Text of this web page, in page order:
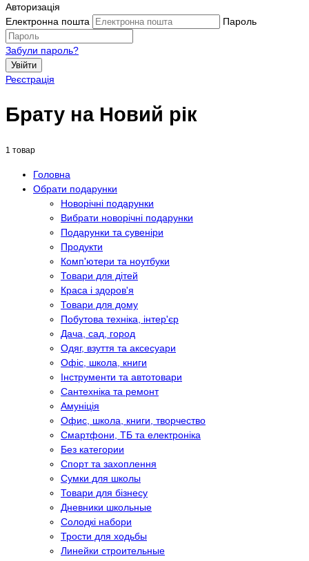
Авторизація
Електронна пошта
Пароль
Забули пароль?
Увійти
Реєстрація
Брату на Новий рік
1 товар
Головна
Обрати подарунки
Новорічні подарунки
Вибрати новорічні подарунки
Подарунки та сувеніри
Продукти
Комп'ютери та ноутбуки
Товари для дітей
Краса і здоров'я
Товари для дому
Побутова техніка, інтер'єр
Дача, сад, город
Одяг, взуття та аксесуари
Офіс, школа, книги
Інструменти та автотовари
Сантехніка та ремонт
Амуніція
Офис, школа, книги, творчество
Смартфони, ТБ та електроніка
Без категории
Спорт та захоплення
Сумки для школы
Товари для бізнесу
Дневники школьные
Солодкі набори
Трости для ходьбы
Линейки строительные